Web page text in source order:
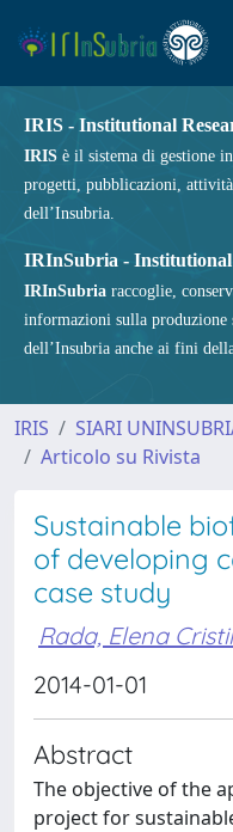
IRIS - Institutional
IRIS è il sistema di gestione
progetti, pubblicazioni,
dell’Insubria.
IRInSubria -
IRInSubria raccoglie,
informazioni sulla
dell’Insubria anche ai fini
IRIS SIARI
Articolo su Rivista
Sustainable
of developing
case study
Rada, Elena
2014-01-01
Abstract
The objective of the
project for